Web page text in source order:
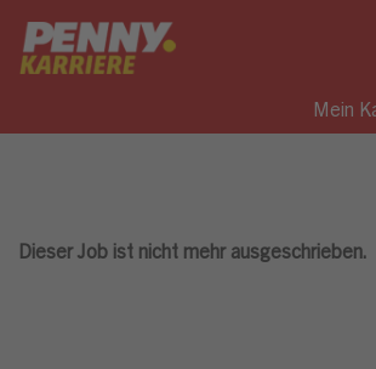
Mein
Dieser Job ist nicht mehr ausgeschrieben.